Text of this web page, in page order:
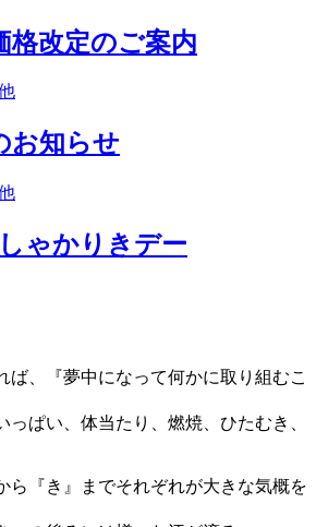
改定のご案内
お知らせ
ゃかりきデー
ば、『夢中になって何かに取り組むこ
っぱい、体当たり、燃焼、ひたむき、
ら『き』までそれぞれが大きな気概を